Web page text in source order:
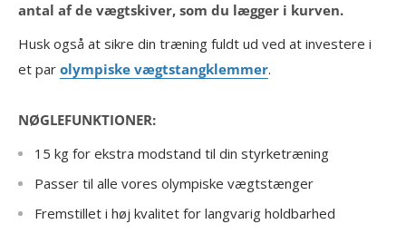
antal af de vægtskiver, som du lægger i kurven.
Husk også at sikre din træning fuldt ud ved at investere i
et par olympiske vægtstangklemmer.
NØGLEFUNKTIONER:
15 kg for ekstra modstand til din styrketræning
Passer til alle vores olympiske vægtstænger
Fremstillet i høj kvalitet for langvarig holdbarhed